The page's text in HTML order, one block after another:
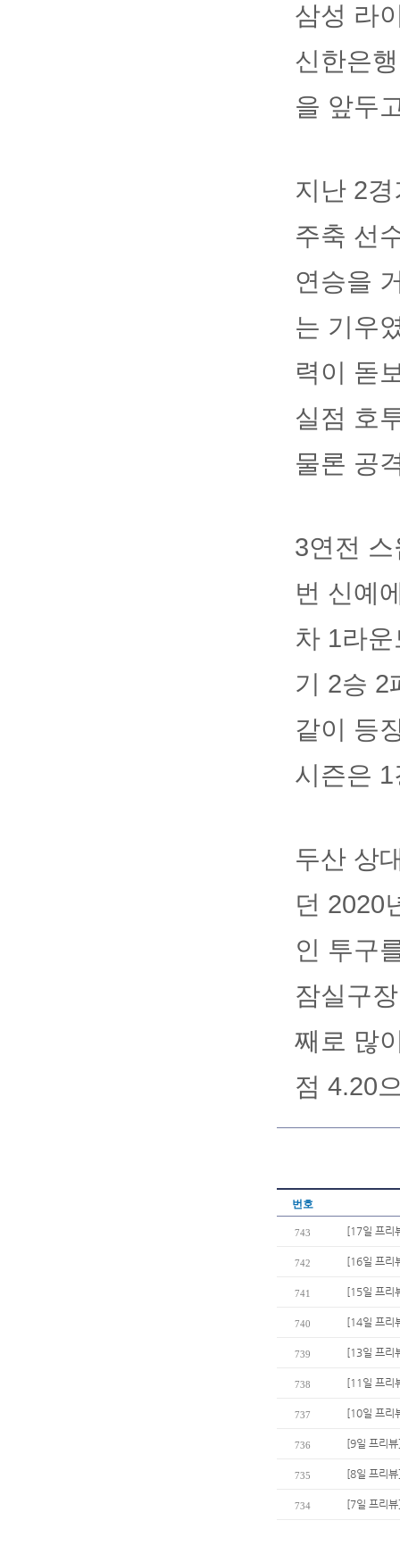
삼성 라
신한은
을 앞두
지난 2
주축 선
연승을
는 기우
력이 돋
실점 호
물론 공
3연전
번 신예
차 1라
기 2승 2
같이 등
시즌은
두산 상
던 2020
인 투구
잠실구
째로 많
점 4.20
번호
743 [17일 프리
742 [16일 프리
741 [15일 프리
740 [14일 프리
739 [13일 프리
738 [11일 프리
737 [10일 프리
736 [9일 프리
735 [8일 프리
734 [7일 프리